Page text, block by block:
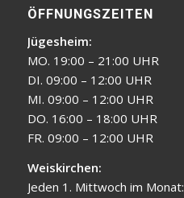
ÖFFNUNGSZEITEN
Jügesheim:
MO. 19:00 – 21:00 UHR
DI. 09:00 – 12:00 UHR
MI. 09:00 – 12:00 UHR
DO. 16:00 – 18:00 UHR
FR. 09:00 – 12:00 UHR
Weiskirchen:
Jeden 1. Mittwoch im Monat: